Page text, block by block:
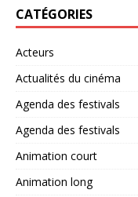
CATÉGORIES
Acteurs
Actualités du cinéma
Agenda des festivals
Agenda des festivals
Animation court
Animation long